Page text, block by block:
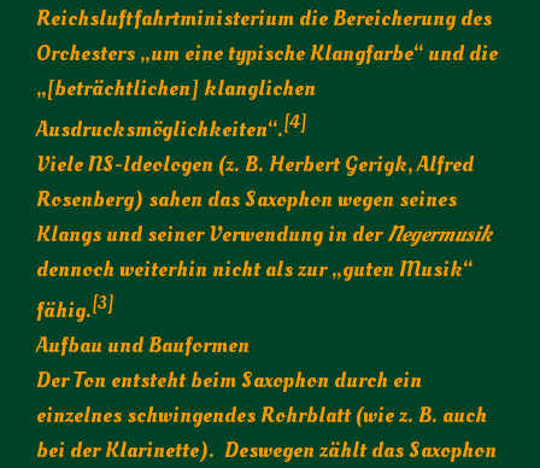
Reichsluftfahrtministerium die Bereicherung des
Orchesters „um eine typische Klangfarbe“ und die
„[beträchtlichen] klanglichen
Ausdrucksmöglichkeiten“.[4]
Viele NS-Ideologen (z. B. Herbert Gerigk, Alfred
Rosenberg) sahen das Saxophon wegen seines
Klangs und seiner Verwendung in derNegermusik
dennoch weiterhin nicht als zur „guten Musik“
fähig.[3]
Aufbau und Bauformen
Der Ton entsteht beim Saxophon durch ein
einzelnes schwingendes Rohrblatt (wie z. B. auch
bei der Klarinette). Deswegen zählt das Saxophon